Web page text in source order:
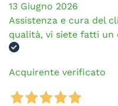
13 Giugno 2026
Assistenza e cura del
qualità, vi siete fatti un
Acquirente verificato